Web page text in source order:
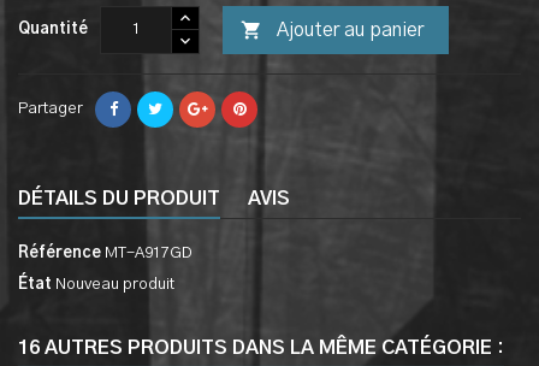
Quantité  Ajouter au panier
Partager
DÉTAILS DU PRODUIT AVIS
Référence MT-A917GD
État Nouveau produit
16 AUTRES PRODUITS DANS LA MÊME CATÉGORIE :